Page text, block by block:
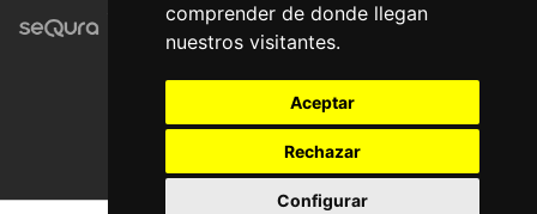
comprender de donde llegan
nuestros visitantes.
Aceptar
Rechazar
Configurar